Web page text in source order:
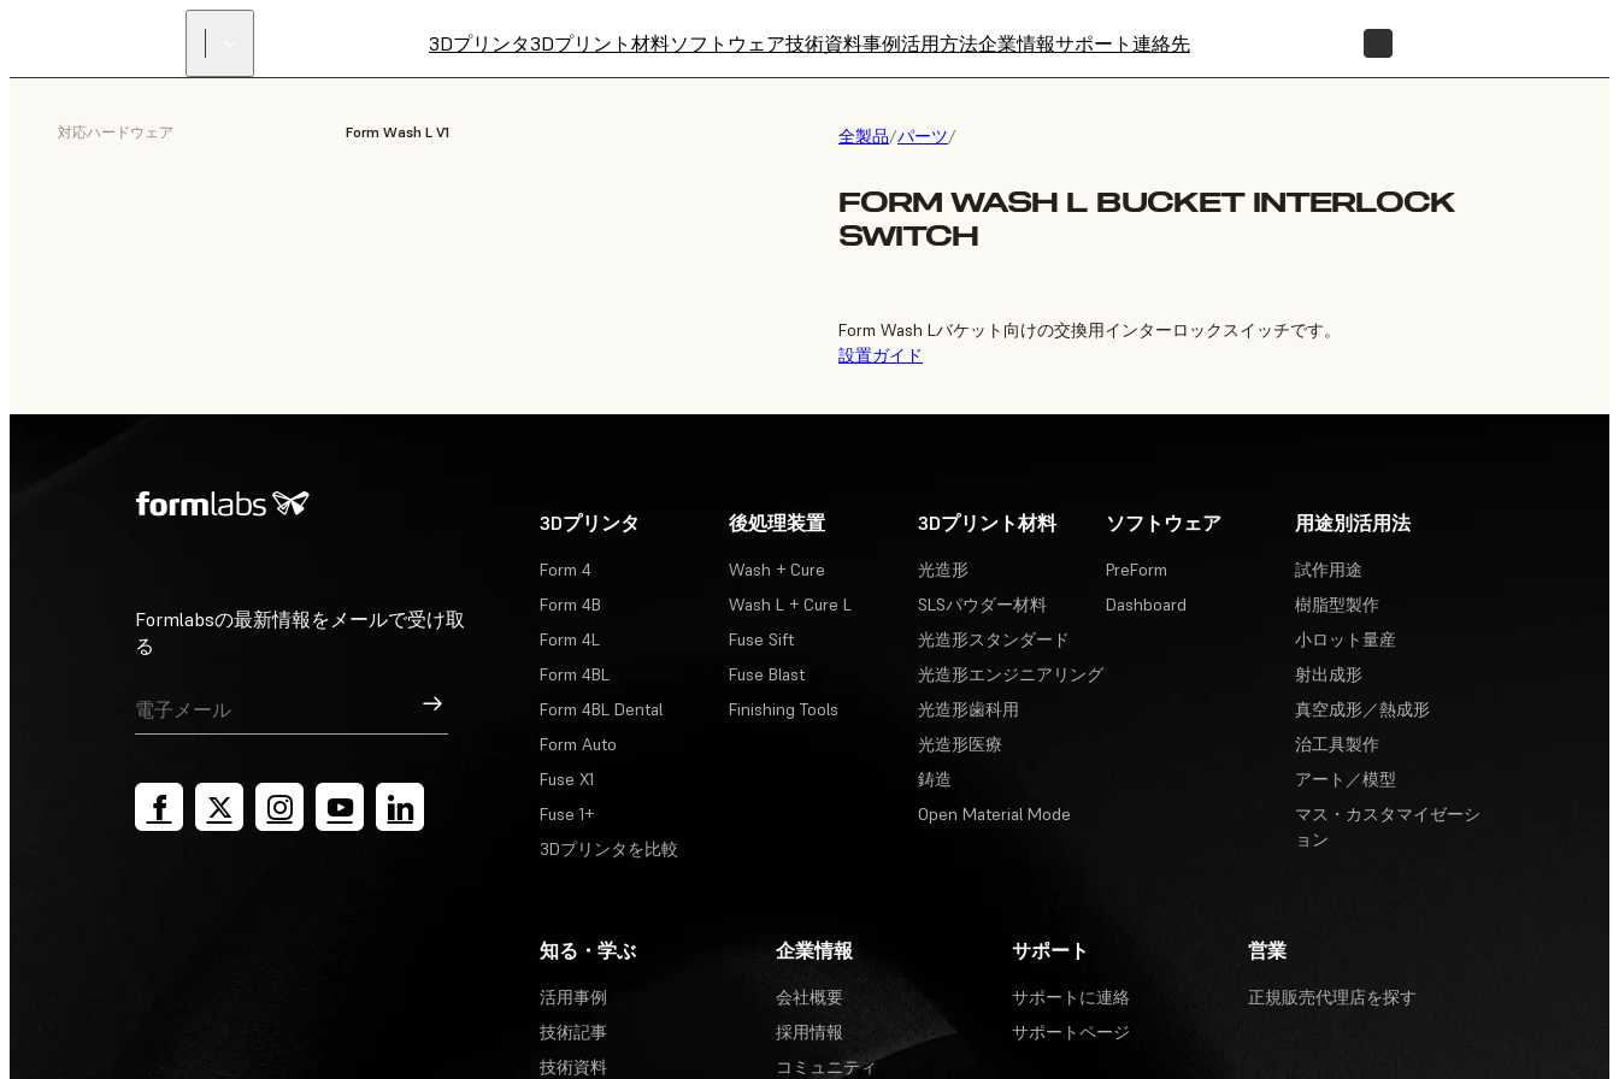
3Dプリンタ3Dプリント材料ソフトウェア技術資料事例活用方法企業情報サポート 連絡先
全製品/パーツ/
FORM WASH L BUCKET INTERLOCK
SWITCH
対応ハードウェア Form Wash L V1
Form Wash Lバケット向けの交換用インターロックスイッチです。
設置ガイド
Formlabsの最新情報をメールで受け取
る
サインアップ
3Dプリンタ
Form 4
Form 4B
Form 4L
Form 4BL
Form 4BL Dental
Form Auto
Fuse X1
Fuse 1+
3Dプリンタを比較
後処理装置
Wash + Cure
Wash L + Cure L
Fuse Sift
Fuse Blast
Finishing Tools
3Dプリント材料
光造形
SLSパウダー材料
光造形スタンダード
光造形エンジニアリング
光造形歯科用
光造形医療
鋳造
Open Material Mode
ソフトウェア
PreForm
Dashboard
用途別活用法
試作用途
樹脂型製作
小ロット量産
射出成形
真空成形／熱成形
治工具製作
アート／模型
マス・カスタマイゼーシ
ョン
知る・学ぶ
活用事例
技術記事
技術資料
企業情報
会社概要
採用情報
コミュニティ
サポート
サポートに連絡
サポートページ
営業
正規販売代理店を探す